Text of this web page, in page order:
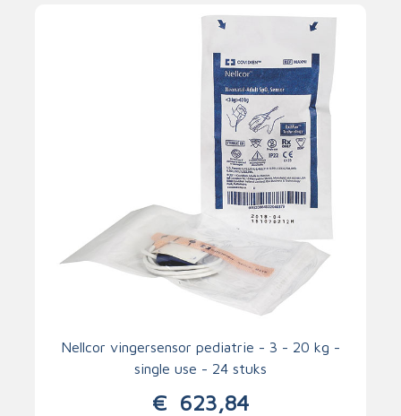
Nellcor vingersensor pediatrie - 3 - 20 kg -
single use - 24 stuks
€ 623,84